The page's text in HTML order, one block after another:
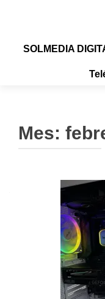
SOLMEDIA
Mes: